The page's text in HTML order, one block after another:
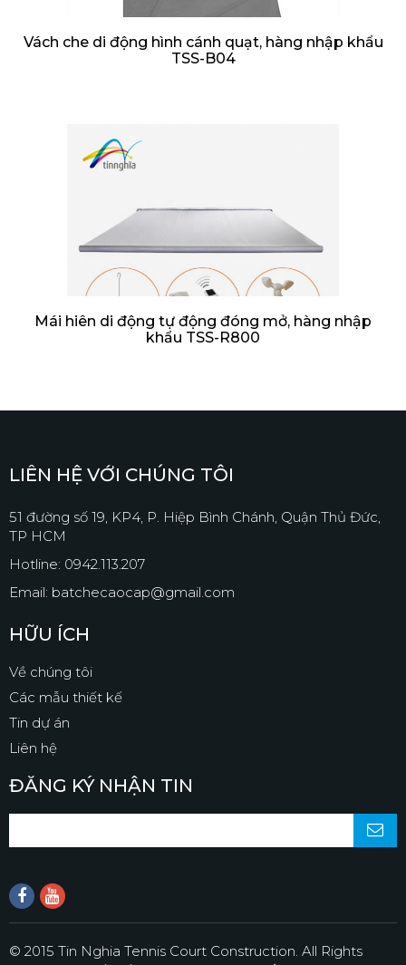
Vách che di động hình cánh quạt, hàng nhập khẩu
TSS-B04
Mái hiên di động tự động đóng mở, hàng nhập
khẩu TSS-R800
LIÊN HỆ VỚI CHÚNG TÔI
51 đường số 19, KP4, P. Hiệp Bình Chánh, Quận Thủ Đức,
TP HCM
Hotline: 0942.113.207
Email: batchecaocap@gmail.com
HỮU ÍCH
Về chúng tôi
Các mẫu thiết kế
Tin dự án
Liên hệ
ĐĂNG KÝ NHẬN TIN
© 2015 Tin Nghia Tennis Court Construction. All Rights